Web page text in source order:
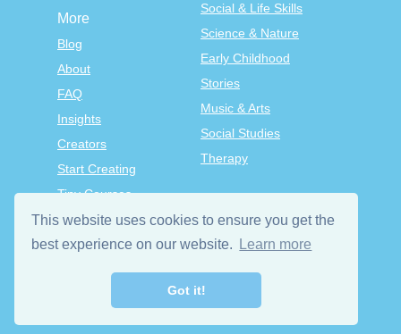
This website uses cookies to ensure you get the
best experience on our website.
Learn more
Got it!
Social & Life Skills
Science & Nature
Early Childhood
Stories
Music & Arts
Social Studies
Therapy
More
Blog
About
FAQ
Insights
Creators
Start Creating
Tiny Courses
TinyTap Premium
Terms & Conditions
Privacy Policy